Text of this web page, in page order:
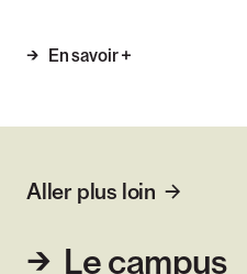
En savoir +
Aller plus loin
Le campus